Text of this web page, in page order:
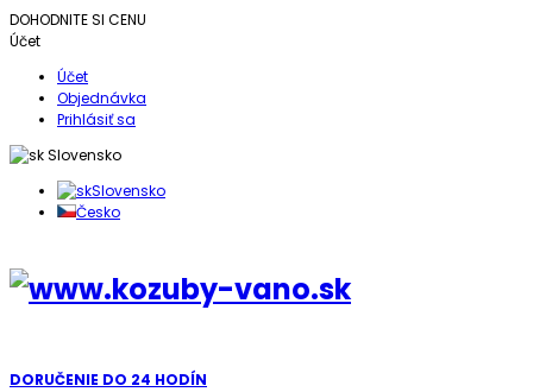
DOHODNITE SI CENU
Účet
Účet
Objednávka
Prihlásiť sa
Slovensko
Slovensko
Česko
DORUČENIE DO 24 HODÍN